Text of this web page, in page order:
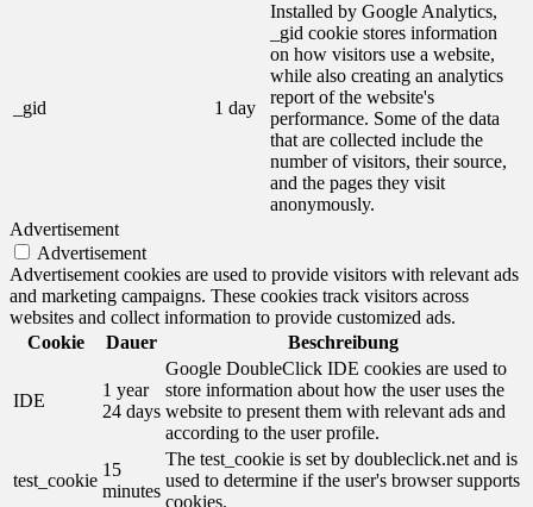
_gid 1 day
Installed by Google Analytics,
_gid cookie stores information
on how visitors use a website,
while also creating an analytics
report of the website's
performance. Some of the data
that are collected include the
number of visitors, their source,
and the pages they visit
anonymously.
Advertisement
Advertisement
Advertisement cookies are used to provide visitors with relevant ads
and marketing campaigns. These cookies track visitors across
websites and collect information to provide customized ads.
Cookie
Dauer Beschreibung
IDE
1 year
24 days
Google DoubleClick IDE cookies are used to
store information about how the user uses the
website to present them with relevant ads and
according to the user profile.
test_cookie
15
minutes
The test_cookie is set by doubleclick.net and is
used to determine if the user's browser supports
cookies.